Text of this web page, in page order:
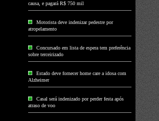
causa, e pagará R$ 750 mil
Motorista deve indenizar pedestre por
atropelamento
Concursado em lista de espera tem preferência
sobre terceirizado
Estado deve fornecer home care a idosa com
Alzheimer
Casal será indenizado por perder festa após
atraso de voo